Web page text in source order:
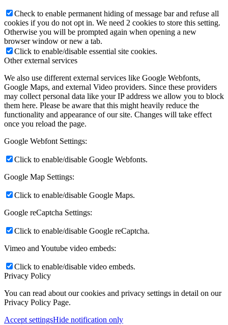
Check to enable permanent hiding of message bar and refuse all
cookies if you do not opt in. We need 2 cookies to store this setting.
Otherwise you will be prompted again when opening a new
browser window or new a tab.
Click to enable/disable essential site cookies.
Other external services
We also use different external services like Google Webfonts,
Google Maps, and external Video providers. Since these providers
may collect personal data like your IP address we allow you to block
them here. Please be aware that this might heavily reduce the
functionality and appearance of our site. Changes will take effect
once you reload the page.
Google Webfont Settings:
Click to enable/disable Google Webfonts.
Google Map Settings:
Click to enable/disable Google Maps.
Google reCaptcha Settings:
Click to enable/disable Google reCaptcha.
Vimeo and Youtube video embeds:
Click to enable/disable video embeds.
Privacy Policy
You can read about our cookies and privacy settings in detail on our
Privacy Policy Page.
Accept settingsHide notification only